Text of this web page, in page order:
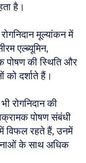
है।
मूल्यांकन में
एल्ब्यूमिन,
पोषण की स्थिति और
को दर्शाते हैं।
रोगनिदान की
पोषण संबंधी
विफल रहते हैं, उनमें
के साथ अधिक